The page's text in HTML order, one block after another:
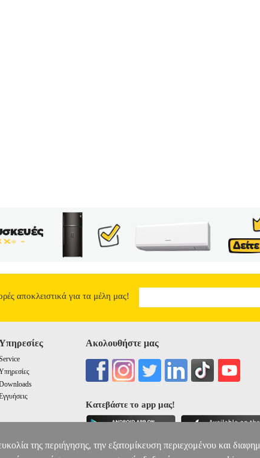
αποκλειστικά για τα μέλη μας!
Ακολουθήστε μας
Κατεβάστε το app μας!
της περιήγησης, την εξατομίκευση περιεχομένου και